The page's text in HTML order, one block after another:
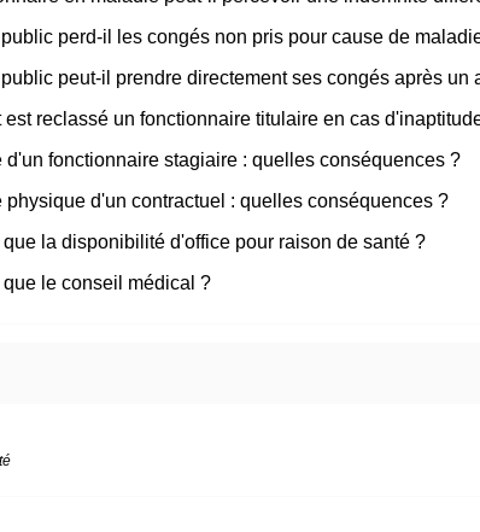
perd-il les congés non pris pour cause de
peut-il prendre directement ses congés après un
est reclassé un fonctionnaire titulaire en cas
d'un fonctionnaire stagiaire : quelles conséquences ?
physique d'un contractuel : quelles conséquences ?
la disponibilité d'office pour raison de santé ?
que le conseil médical ?